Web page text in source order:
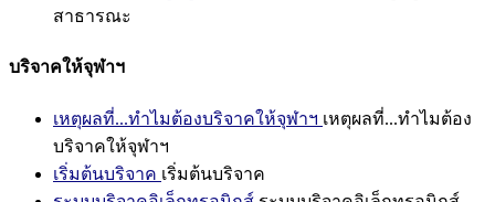
สาธารณะ
บริจาคให้จุฬาฯ
เหตุผลที่...ทำไมต้องบริจาคให้จุฬาฯ เหตุผลที่...ทำไมต้อง
บริจาคให้จุฬาฯ
เริ่มต้นบริจาค เริ่มต้นบริจาค